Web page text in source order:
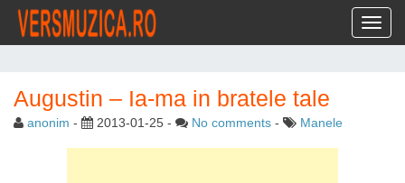
Augustin – Ia-ma in bratele tale
anonim - 2013-01-25 - No comments - Manele